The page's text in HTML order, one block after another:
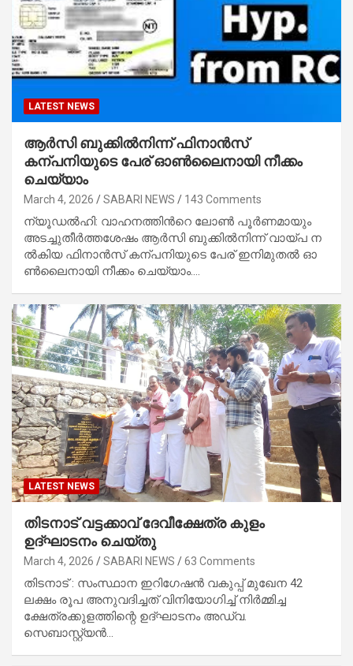
LATEST NEWS
ആർസി ബുക്കിൽനിന്ന് ഫിനാൻസ്
കന്പനിയുടെ പേര് ഓണ്‍ലൈനായി നീക്കം
ചെയ്യാം
March 4, 2026 SABARI NEWS 143 Comments
ന്യൂ​ഡ​ൽ​ഹി: വാ​ഹ​ന​ത്തി​ന്‍റെ ലോ​ണ്‍ പൂ​ർ​ണ​മാ​യും
അ​ട​ച്ചു​തീ​ർ​ത്ത​ശേ​ഷം ആ​ർ​സി ബു​ക്കി​ൽ​നി​ന്ന് വാ​യ്പ ന​
ൽ​കി​യ ഫി​നാ​ൻ​സ് ക​ന്പ​നി​യു​ടെ പേ​ര് ഇ​നി​മു​ത​ൽ ഓ​
ണ്‍ലൈ​നാ​യി നീ​ക്കം ചെ​യ്യാം.…
LATEST NEWS
തിടനാട് വട്ടക്കാവ് ദേവീക്ഷേത്ര കുളം
ഉദ്ഘാടനം ചെയ്തു
March 4, 2026 SABARI NEWS 63 Comments
തിടനാട് : സംസ്ഥാന ഇറിഗേഷൻ വകുപ്പ് മുഖേന 42
ലക്ഷം രൂപ അനുവദിച്ചത് വിനിയോഗിച്ച് നിർമ്മിച്ച
ക്ഷേത്രക്കുളത്തിന്റെ ഉദ്ഘാടനം അഡ്വ.
സെബാസ്റ്റ്യൻ…